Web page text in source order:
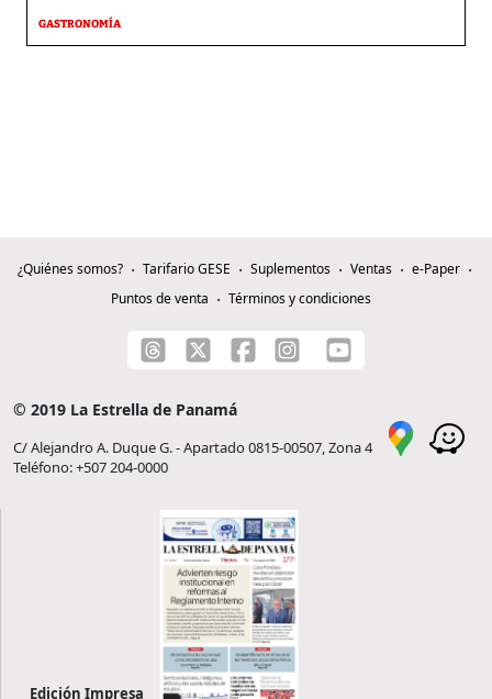
GASTRONOMÍA
¿Quiénes somos? Tarifario GESE Suplementos Ventas
e-Paper
Puntos de venta
Términos y condiciones
© 2019 La Estrella de Panamá
C/ Alejandro A. Duque G. - Apartado 0815-00507, Zona 4
Teléfono: +507 204-0000
Edición Impresa